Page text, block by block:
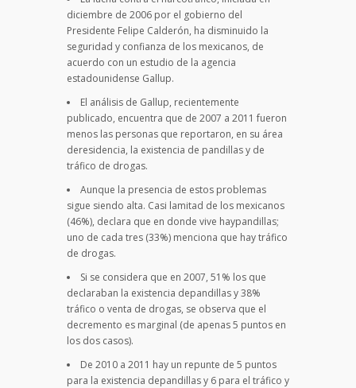
diciembre de 2006 por el gobierno del
Presidente Felipe Calderón, ha disminuido la
seguridad y confianza de los mexicanos, de
acuerdo con un estudio de la agencia
estadounidense Gallup.
El análisis de Gallup, recientemente
publicado, encuentra que de 2007 a 2011 fueron
menos las personas que reportaron, en su área
deresidencia, la existencia de pandillas y de
tráfico de drogas.
Aunque la presencia de estos problemas
sigue siendo alta. Casi lamitad de los mexicanos
(46%), declara que en donde vive haypandillas;
uno de cada tres (33%) menciona que hay tráfico
de drogas.
Si se considera que en 2007, 51% los que
declaraban la existencia depandillas y 38%
tráfico o venta de drogas, se observa que el
decremento es marginal (de apenas 5 puntos en
los dos casos).
De 2010 a 2011 hay un repunte de 5 puntos
para la existencia depandillas y 6 para el tráfico y